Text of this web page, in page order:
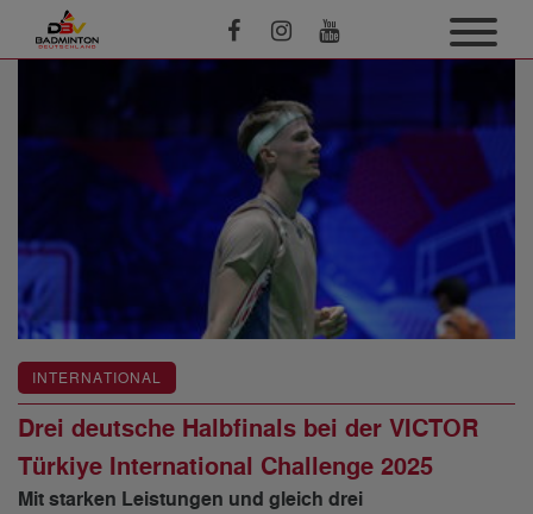
INTERNATIONAL
Drei deutsche Halbfinals bei der VICTOR
Türkiye International Challenge 2025
Mit starken Leistungen und gleich drei